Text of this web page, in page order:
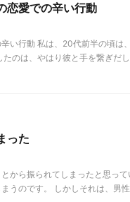
恋愛での辛い行動
い行動 私は、20代前半の頃は
のは、やはり彼と手を繋ぎだ
った
から振られてしまったと思っ
うのです。 しかしそれは、男